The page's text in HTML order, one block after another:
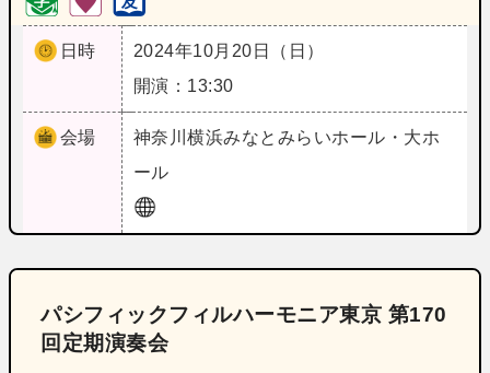
日時
2024年10月20日（日）
開演：13:30
会場 神奈川横浜みなとみらいホール・大ホ
ール
パシフィックフィルハーモニア東京 第170
回定期演奏会